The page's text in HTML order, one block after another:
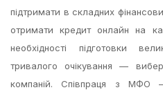
підтримати в складних
отримати кредит онлайн на
необхідності підготовки
тривалого очікування —
компаній. Співпраця з МФО